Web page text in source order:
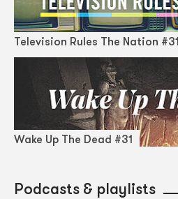
Television Rules The Nation #31
Wake Up The Dead #31
Podcasts & playlists